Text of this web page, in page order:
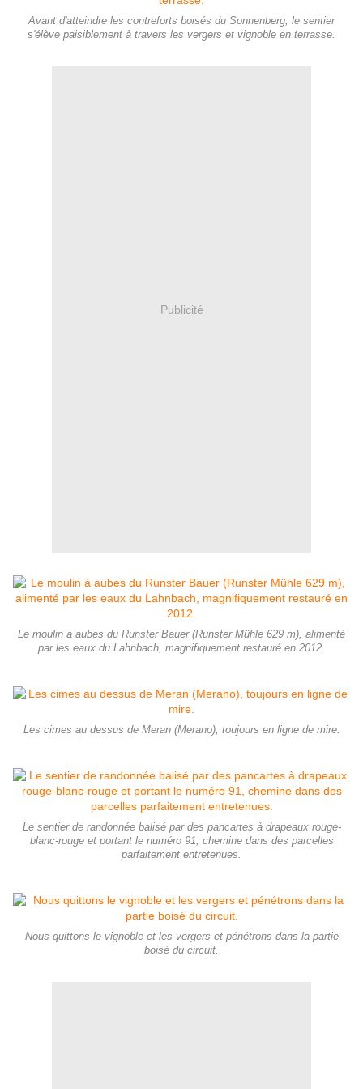
Avant d'atteindre les contreforts boisés du Sonnenberg, le sentier
s'élève paisiblement à travers les vergers et vignoble en terrasse.
Publicité
Le moulin à aubes du Runster Bauer (Runster Mühle 629 m), alimenté
par les eaux du Lahnbach, magnifiquement restauré en 2012.
Les cimes au dessus de Meran (Merano), toujours en ligne de mire.
Le sentier de randonnée balisé par des pancartes à drapeaux rouge-
blanc-rouge et portant le numéro 91, chemine dans des parcelles
parfaitement entretenues.
Nous quittons le vignoble et les vergers et pénétrons dans la partie
boisé du circuit.